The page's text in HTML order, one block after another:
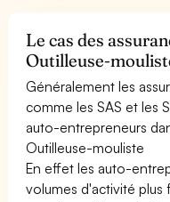
Le cas des
Outilleuse-
Généralement les
comme les SAS et les
auto-entrepreneurs
Outilleuse-mouliste
En effet les auto-
volumes d'activité plus